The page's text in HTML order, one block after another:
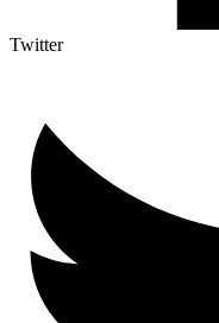
Twitter